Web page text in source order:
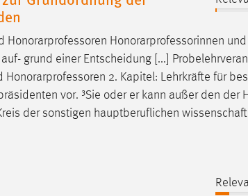
Honorarprofessoren Honorarprofessorinnen und
grund einer Entscheidung [...]
Honorarprofessoren 2. Kapitel: Lehrkräfte für
vor. ³Sie oder er kann außer den der
der sonstigen hauptberuflichen